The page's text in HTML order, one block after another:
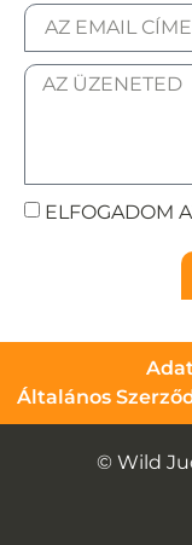
ELFOGADOM
Általános
© Wild